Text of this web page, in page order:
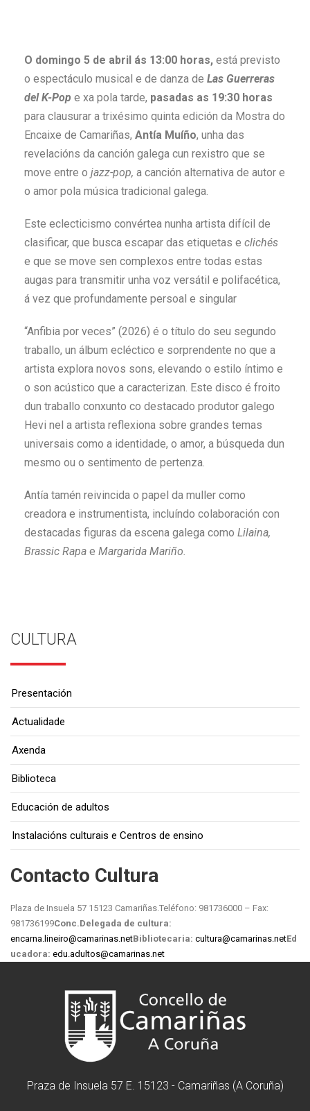
O domingo 5 de abril ás 13:00 horas, está previsto
o espectáculo musical e de danza de Las Guerreras
del K-Pop e xa pola tarde, pasadas as 19:30 horas
para clausurar a trixésimo quinta edición da Mostra do
Encaixe de Camariñas, Antía Muíño, unha das
revelacións da canción galega cun rexistro que se
move entre o jazz-pop, a canción alternativa de autor e
o amor pola música tradicional galega.
Este eclecticismo convértea nunha artista difícil de
clasificar, que busca escapar das etiquetas e clichés
e que se move sen complexos entre todas estas
augas para transmitir unha voz versátil e polifacética,
á vez que profundamente persoal e singular
“Anfibia por veces” (2026) é o título do seu segundo
traballo, un álbum ecléctico e sorprendente no que a
artista explora novos sons, elevando o estilo íntimo e
o son acústico que a caracterizan. Este disco é froito
dun traballo conxunto co destacado produtor galego
Hevi nel a artista reflexiona sobre grandes temas
universais como a identidade, o amor, a búsqueda dun
mesmo ou o sentimento de pertenza.
Antía tamén reivincida o papel da muller como
creadora e instrumentista, incluíndo colaboración con
destacadas figuras da escena galega como Lilaina,
Brassic Rapa e Margarida Mariño.
CULTURA
Presentación
Actualidade
Axenda
Biblioteca
Educación de adultos
Instalacións culturais e Centros de ensino
Contacto Cultura
Plaza de Insuela 57 15123 Camariñas. Teléfono: 981736000 – Fax:
981736199Conc.Delegada de cultura:
encarna.lineiro@camarinas.netBibliotecaria: cultura@camarinas.netEd
ucadora: edu.adultos@camarinas.net
Praza de Insuela 57 E. 15123 - Camariñas (A Coruña)